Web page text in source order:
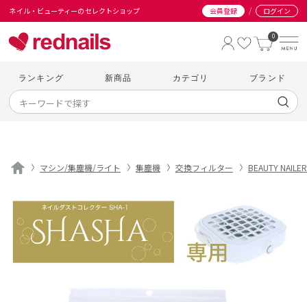
ネイル・ビューティーのセレクトショップ 会員登録 / ログイン
0
ランキング 新商品 カテゴリ ブランド
マシン/集塵機/ライト 集塵機 交換フィルター BEAUTY NAILER